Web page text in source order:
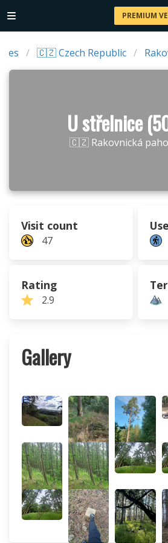
PREMIUM
🇨🇿 Czech Republic
U střelnice
🇨🇿 Rakovnická
Visit count
47
Rating
2.9
Gallery